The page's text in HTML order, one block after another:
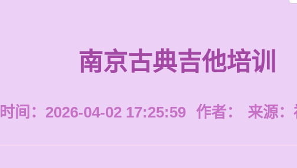
南京古典吉他培训
时间：2026-04-02 17:25:59 作者： 来源：